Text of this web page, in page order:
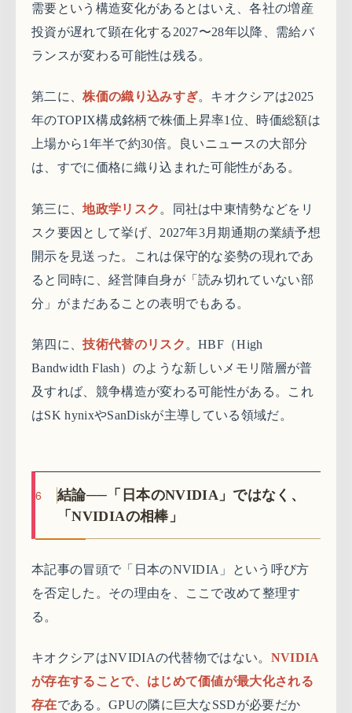
需要という構造変化があるとはいえ、各社の増産
投資が遅れて顕在化する2027〜28年以降、需給バ
ランスが変わる可能性は残る。
第二に、株価の織り込みすぎ。キオクシアは2025
年のTOPIX構成銘柄で株価上昇率1位、時価総額は
上場から1年半で約30倍。良いニュースの大部分
は、すでに価格に織り込まれた可能性がある。
第三に、地政学リスク 。同社は中東情勢などをリ
スク要因として挙げ、2027年3月期通期の業績予想
開示を見送った。これは保守的な姿勢の現れであ
ると同時に、経営陣自身が「読み切れていない部
分」がまだあることの表明でもある。
第四に、技術代替のリスク 。HBF（High
Bandwidth Flash）のような新しいメモリ階層が普
及すれば、競争構造が変わる可能性がある。これ
はSK hynixやSanDiskが主導している領域だ。
6
結論──「日本のNVIDIA」ではなく、
「NVIDIAの相棒」
本記事の冒頭で「日本のNVIDIA」という呼び方
を否定した。その理由を、ここで改めて整理す
る。
キオクシアはNVIDIAの代替物ではない。 NVIDIA
が存在することで、はじめて価値が最大化される
存在である。GPUの隣に巨大なSSDが必要だか